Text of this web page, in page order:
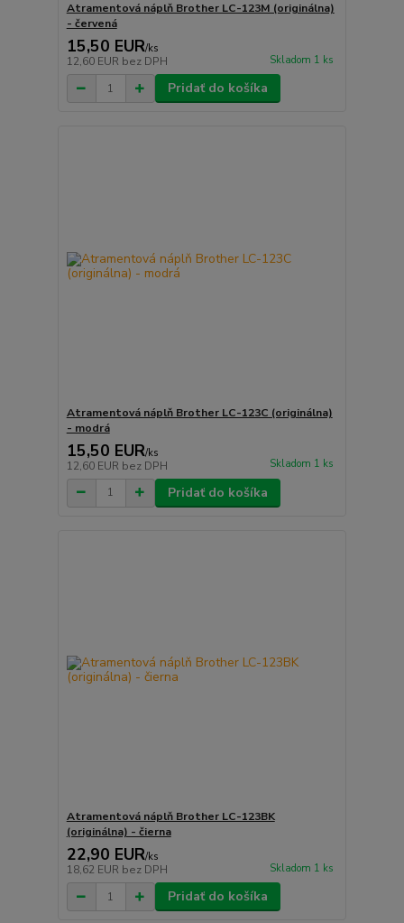
Atramentová náplň Brother LC-123M (originálna)
- červená
15,50 EUR/ks
12,60 EUR bez DPH Skladom 1 ks
Pridať do košíka
Atramentová náplň Brother LC-123C (originálna)
- modrá
15,50 EUR/ks
12,60 EUR bez DPH Skladom 1 ks
Pridať do košíka
Atramentová náplň Brother LC-123BK
(originálna) - čierna
22,90 EUR/ks
18,62 EUR bez DPH Skladom 1 ks
Pridať do košíka